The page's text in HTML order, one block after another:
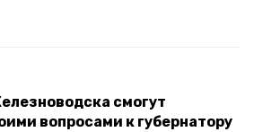
смогут
вопросами к губернатору